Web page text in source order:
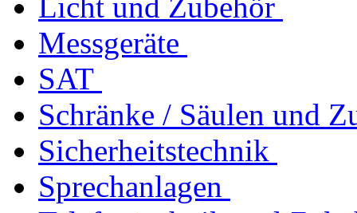
Licht und Zubehör
Messgeräte
SAT
Schränke / Säulen und
Sicherheitstechnik
Sprechanlagen